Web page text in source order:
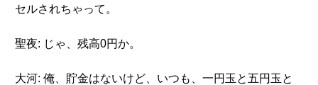
セルされちゃって。
聖夜: じゃ、残高0円か。
大河: 俺、貯金はないけど、いつも、一円玉と五円玉と